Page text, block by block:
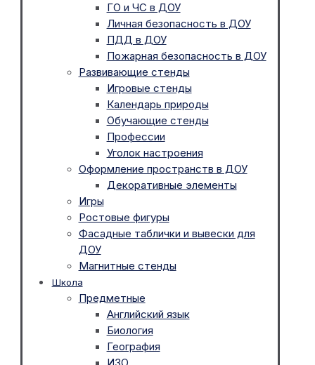
ГО и ЧС в ДОУ
Личная безопасность в ДОУ
ПДД в ДОУ
Пожарная безопасность в ДОУ
Развивающие стенды
Игровые стенды
Календарь природы
Обучающие стенды
Профессии
Уголок настроения
Оформление пространств в ДОУ
Декоративные элементы
Игры
Ростовые фигуры
Фасадные таблички и вывески для
ДОУ
Магнитные стенды
Школа
Предметные
Английский язык
Биология
География